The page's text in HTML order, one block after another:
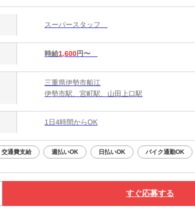
スーパースタッフ
時給1,600円〜
三重県伊勢市船江
伊勢市駅、宮町駅、山田上口駅
1日4時間からOK
交通費支給 週払いOK 日払いOK バイク通勤OK
すぐ応募する